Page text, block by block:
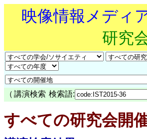
映像情報メディ
研究
（ 講演検索 検索語:
すべての研究会開